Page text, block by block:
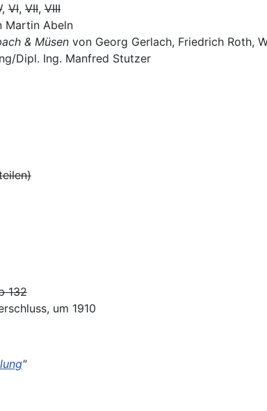
, VI, VII, VIII
Martin Abeln
& Müsen von Georg Gerlach, Friedrich Roth,
Dipl. Ing. Manfred Stutzer
132
um 1910
"